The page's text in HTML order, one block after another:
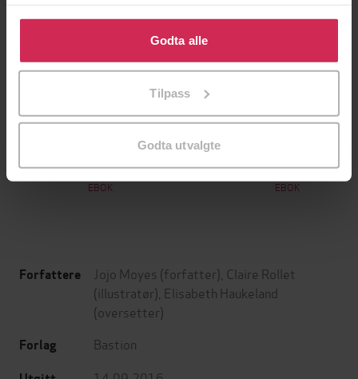
Klikk på «Godta alle» for å gi oss ditt samtykke til å
bruke cookies for alle disse formålene. Du kan også
tilpasse ditt samtykke til spesifikke formål ved å klikke
Godta alle
Tilpass
Godta utvalgte
249,-
Skyggesøsteren
Lucinda Riley
EBOK
149,-
Jojo Moyes
EBOK
Forfattere Jojo Moyes (forfatter), Claire Rollet
(illustratør), Elisabeth Haukeland
(oversetter)
Forlag Bastion